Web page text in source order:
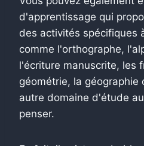
d'apprentissage qui
des activités spécifiques
comme l'orthographe,
l'écriture manuscrite, les
géométrie, la géographie
autre domaine d'étude
penser.